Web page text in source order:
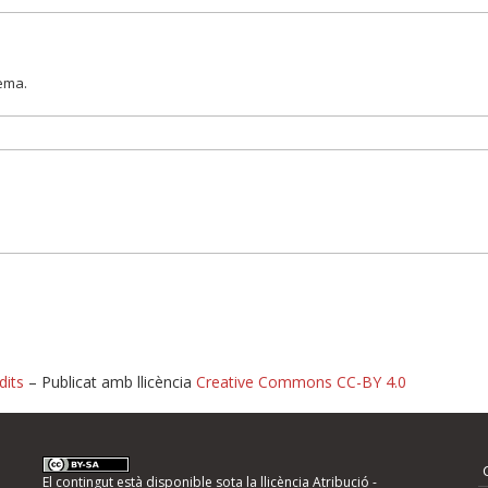
d'errors
– Publicat amb llicència Creative Commons CC-BY 4.0
El contingut està disponible sota la llicència Atribució -